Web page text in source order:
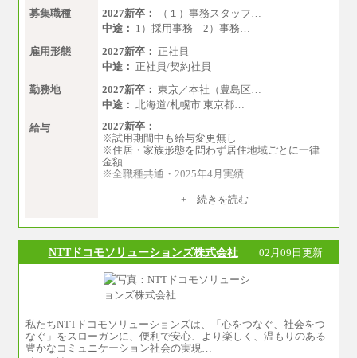
募集職種
2027新卒：
（１）事務スタッフ…
中途： 1）採用事務 2）事務…
雇用形態
2027新卒： 正社員
中途： 正社員/契約社員
勤務地
2027新卒： 東京／本社（豊島区…
中途： 北海道/札幌市 東京都…
給与
2027新卒：
※試用期間中も給与変更無し
※住居・家族形態を問わず居住地域ごとに一律
金額
※全職種共通・2025年4月実績
【居住地域：関東エリア（月給） 】※一律地域
高専卒：244,800円
短大・専門3年制卒：235,300円
専門1年制卒：212,900円
大学院卒：266,100円
大学卒：240,000円
高専卒：234,800円
+ 続きを読む
NTTドコモソリューションズ株式会社 02月09日更新
私たちNTTドコモソリューションズは、「心をつなぐ、社会をつ
なぐ」をスローガンに、便利で安心、より楽しく、温もりのある
豊かなコミュニケーション社会の実現…